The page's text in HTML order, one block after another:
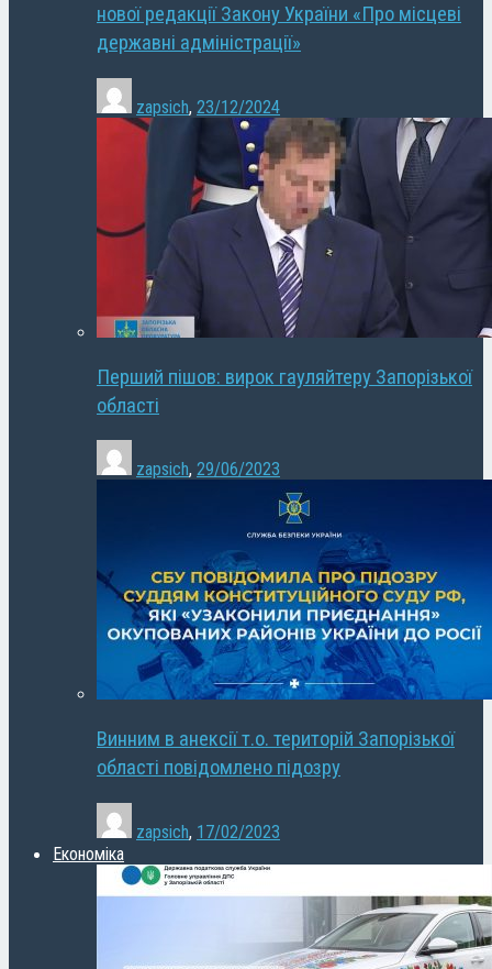
нової редакції Закону України «Про місцеві
державні адміністрації»
zapsich, 23/12/2024
Перший пішов: вирок гауляйтеру Запорізької
області
zapsich, 29/06/2023
Винним в анексії т.о. територій Запорізької
області повідомлено підозру
zapsich, 17/02/2023
Економіка